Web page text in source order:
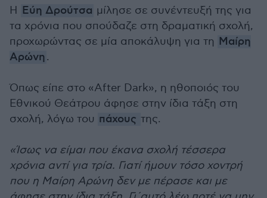
Η Εύη Δρούτσα μίλησε σε συνέντευξή της για
τα χρόνια που σπούδαζε στη δραματική σχολή,
προχωρώντας σε μία αποκάλυψη για τη Μαίρη
Αρώνη.
Όπως είπε στο «After Dark», η ηθοποιός του
Εθνικού Θεάτρου άφησε στην ίδια τάξη στη
σχολή, λόγω του πάχους της.
«Ίσως να είμαι που έκανα σχολή τέσσερα
χρόνια αντί για τρία. Γιατί ήμουν τόσο χοντρή
που η Μαίρη Αρώνη δεν με πέρασε και με